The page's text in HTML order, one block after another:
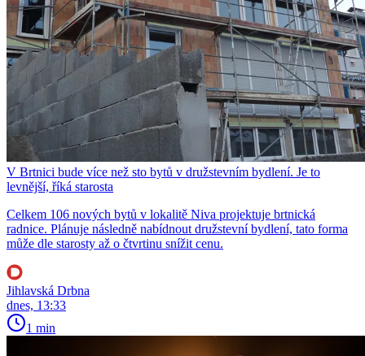
V Brtnici bude více než sto bytů v družstevním bydlení. Je to
levnější, říká starosta
Celkem 106 nových bytů v lokalitě Niva projektuje brtnická
radnice. Plánuje následně nabídnout družstevní bydlení, tato forma
může dle starosty až o čtvrtinu snížit cenu.
Jihlavská Drbna
dnes, 13:33
1 min